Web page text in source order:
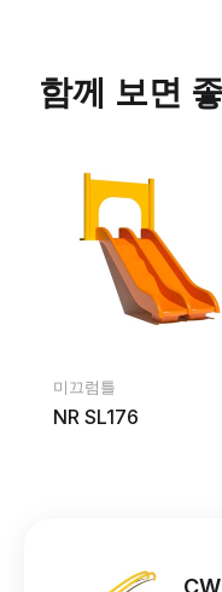
함께 보면
미끄럼틀
NR SL176